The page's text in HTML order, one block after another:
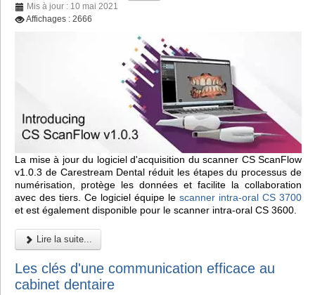
Mis à jour : 10 mai 2021
Affichages : 2666
La mise à jour du logiciel d'acquisition du scanner CS ScanFlow
v1.0.3 de Carestream Dental réduit les étapes du processus de
numérisation, protège les données et facilite la collaboration
avec des tiers. Ce logiciel équipe le scanner intra-oral CS 3700
et est également disponible pour le scanner intra-oral CS 3600.
Lire la suite...
Les clés d'une communication efficace au
cabinet dentaire